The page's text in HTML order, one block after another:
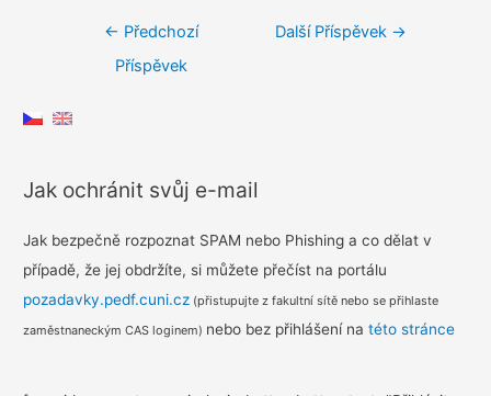
Navigace
← Předchozí
Příspěvek
Další Příspěvek →
Jak ochránit svůj e-mail
Jak bezpečně rozpoznat SPAM nebo Phishing a co dělat v
případě, že jej obdržíte, si můžete přečíst na portálu
pozadavky.pedf.cuni.cz (přistupujte z fakultní sítě nebo se přihlaste
zaměstnaneckým CAS loginem) nebo bez přihlášení natéto stránce